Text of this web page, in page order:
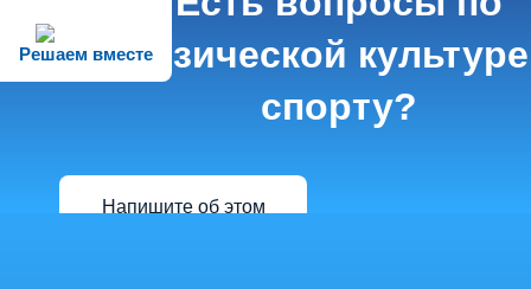
Решаем вместефизической
спорту?
Напишите об этом